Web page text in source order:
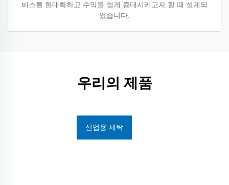
비스를 현대화하고 수익을 쉽게 증대시키고자 할 때 설계되
었습니다.
우리의 제품
산업용 세탁